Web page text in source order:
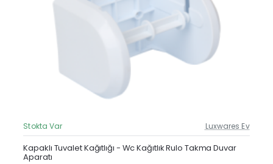
Güncel Fiyat
Yeni Ürün
Stokta Var Luxwares Ev
Kapaklı Tuvalet Kağıtlığı - Wc Kağıtlık Rulo Takma Duvar
Aparatı